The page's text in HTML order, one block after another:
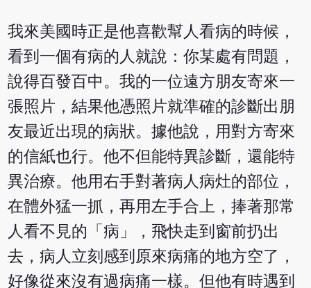
我來美國時正是他喜歡幫人看病的時候，
看到一個有病的人就說：你某處有問題，
說得百發百中。我的一位遠方朋友寄來一
張照片，結果他憑照片就準確的診斷出朋
友最近出現的病狀。據他說，用對方寄來
的信紙也行。他不但能特異診斷，還能特
異治療。他用右手對著病人病灶的部位，
在體外猛一抓，再用左手合上，捧著那常
人看不見的「病」，飛快走到窗前扔出
去，病人立刻感到原來病痛的地方空了，
好像從來沒有過病痛一樣。但他有時遇到